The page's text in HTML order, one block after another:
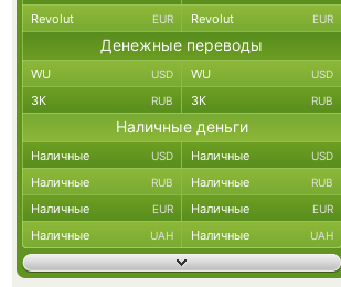
Revolut EUR Revolut EUR
Денежные переводы
WU USD WU USD
ЗК RUB ЗК RUB
Наличные деньги
Наличные USD Наличные USD
Наличные RUB Наличные RUB
Наличные EUR Наличные EUR
Наличные UAH Наличные UAH